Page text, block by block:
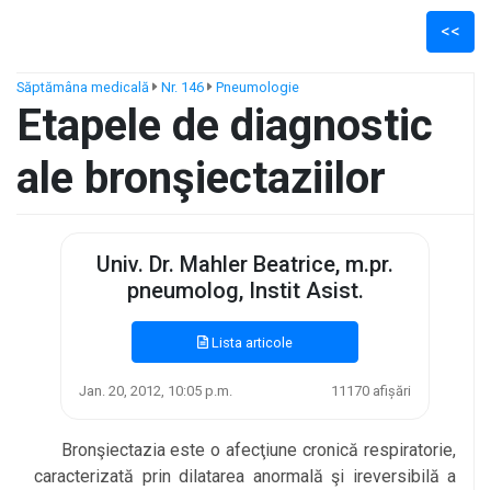
<<
Săptămâna medicală Nr. 146 Pneumologie
Etapele de diagnostic
ale bronşiectaziilor
Univ. Dr. Mahler Beatrice, m.pr.
pneumolog, Instit Asist.
Lista articole
Jan. 20, 2012, 10:05 p.m. 11170 afișări
Bronşiectazia este o afecţiune cronică respiratorie,
caracterizată prin dilatarea anormală şi ireversibilă a